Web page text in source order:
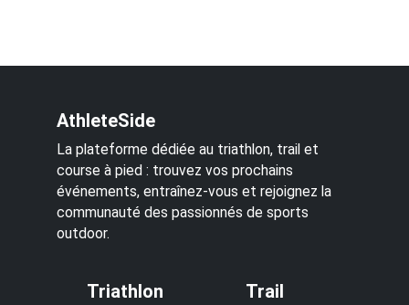
AthleteSide
La plateforme dédiée au triathlon, trail et
course à pied : trouvez vos prochains
événements, entraînez-vous et rejoignez la
communauté des passionnés de sports
outdoor.
Triathlon Trail